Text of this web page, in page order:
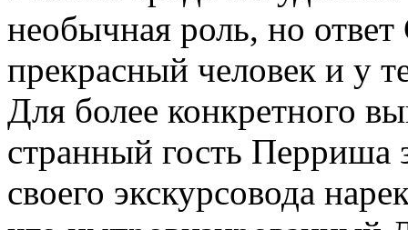
необычная роль, но
прекрасный человек и у
Для более конкретного
странный гость Перриша
своего экскурсовода